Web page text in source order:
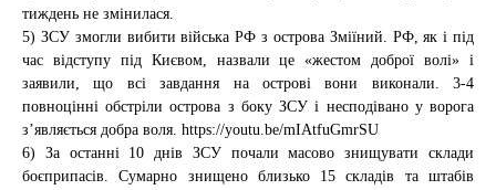
тиждень не змінилася.
5) ЗСУ змогли вибити війська РФ з острова Зміїний. РФ, як і під
час відступу під Києвом, назвали це «жестом доброї волі» і
заявили, що всі завдання на острові вони виконали. 3-4
повноцінні обстріли острова з боку ЗСУ і несподівано у ворога
з’являється добра воля. https://youtu.be/mIAtfuGmrSU
6) За останні 10 днів ЗСУ почали масово знищувати склади
боєприпасів. Сумарно знищено близько 15 складів та штабів